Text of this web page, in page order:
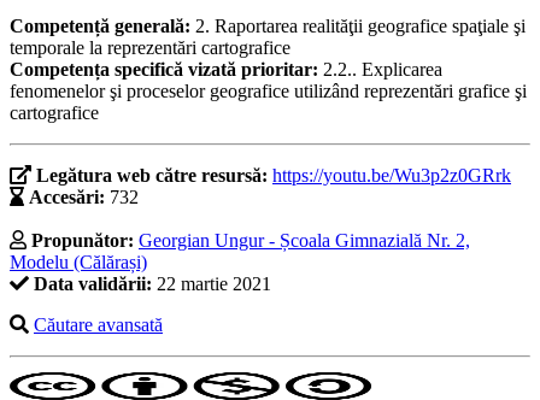
Competență generală: 2. Raportarea realităţii geografice spaţiale şi
temporale la reprezentări cartografice
Competența specifică vizată prioritar: 2.2.. Explicarea
fenomenelor şi proceselor geografice utilizând reprezentări grafice şi
cartografice
Legătura web către resursă: https://youtu.be/Wu3p2z0GRrk
Accesări: 732
Propunător: Georgian Ungur - Școala Gimnazială Nr. 2,
Modelu (Călărași)
Data validării: 22 martie 2021
Căutare avansată